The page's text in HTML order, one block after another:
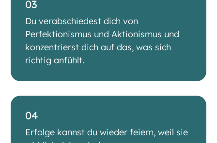
03
Du verabschiedest dich von
Perfektionismus und Aktionismus und
konzentrierst dich auf das, was sich
richtig anfühlt.
04
Erfolge kannst du wieder feiern, weil sie